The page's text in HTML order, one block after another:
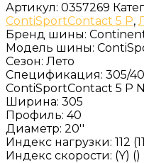
Артикул: 0357269
ContiSportContact 5 P,
Бренд шины:
Модель шины:
Сезон: Лето
Спецификация: 305/
ContiSportContact 5 P
Ширина: 305
Профиль: 40
Диаметр: 20''
Индекс нагрузки: 112
Индекс скорости: (Y) ()